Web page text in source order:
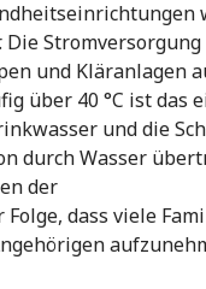
und Kläranlagen
über 40 °C ist das
und die
durch Wasser
der
dass viele